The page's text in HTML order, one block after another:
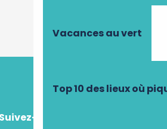
Vacances au vert
Top 10 des lieux où
Suivez-nous !